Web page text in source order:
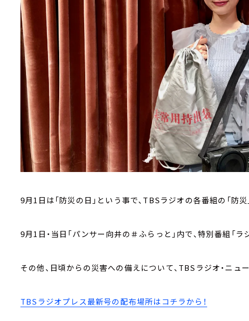
9月1日は「防災の日」という事で、TBSラジオの各番組の「防
9月1日・当日「パンサー向井の＃ふらっと」内で、特別番組「ラ
その他、日頃からの災害への備えについて、TBSラジオ・ニュ
TBSラジオプレス最新号の配布場所はコチラから！